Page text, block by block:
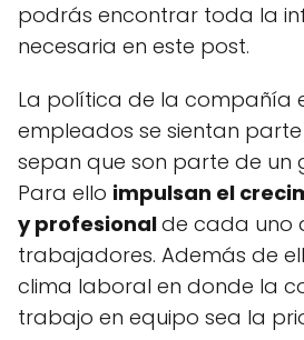
podrás encontrar toda la
necesaria en este post.
La política de la compañía
empleados se sientan
sepan que son parte de un
Para ello impulsan el
y profesionalde cada uno
trabajadores. Además de
clima laboral en donde la
trabajo en equipo sea la